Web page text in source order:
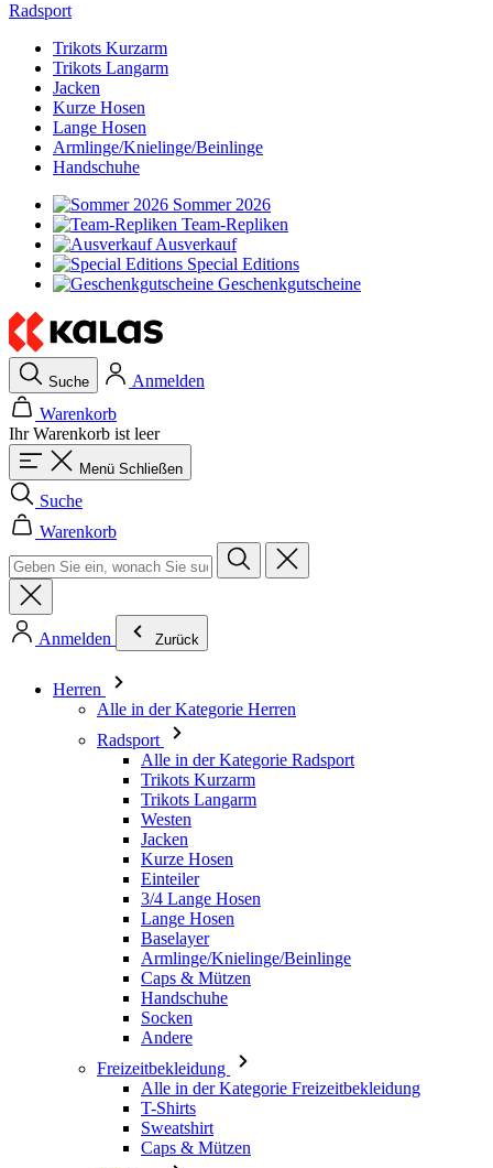
Radsport
Trikots Kurzarm
Trikots Langarm
Jacken
Kurze Hosen
Lange Hosen
Armlinge/Knielinge/Beinlinge
Handschuhe
Sommer 2026
Team-Repliken
Ausverkauf
Special Editions
Geschenkgutscheine
Suche
Anmelden
Warenkorb
Ihr Warenkorb ist leer
Menü Schließen
Suche
Warenkorb
Anmelden Zurück
Herren
Alle in der Kategorie Herren
Radsport
Alle in der Kategorie Radsport
Trikots Kurzarm
Trikots Langarm
Westen
Jacken
Kurze Hosen
Einteiler
3/4 Lange Hosen
Lange Hosen
Baselayer
Armlinge/Knielinge/Beinlinge
Caps & Mützen
Handschuhe
Socken
Andere
Freizeitbekleidung
Alle in der Kategorie Freizeitbekleidung
T-Shirts
Sweatshirt
Caps & Mützen